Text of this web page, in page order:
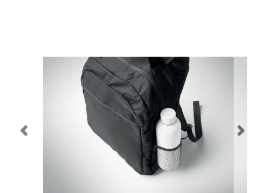
Navidad 🎄 Invierno